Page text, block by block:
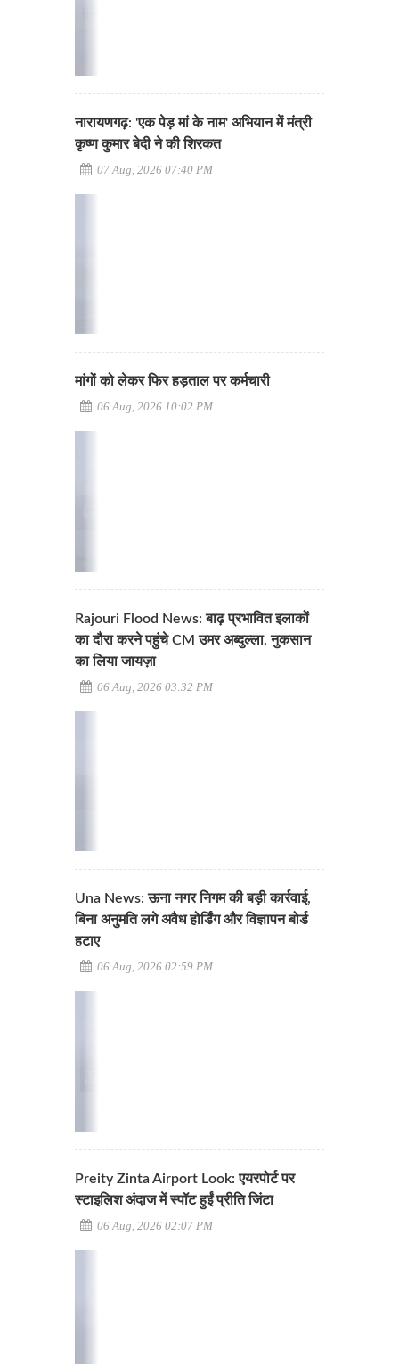
नारायणगढ़: 'एक पेड़ मां के नाम' अभियान में मंत्री
कृष्ण कुमार बेदी ने की शिरकत
07 Aug, 2026 07:40 PM
मांगों को लेकर फिर हड़ताल पर कर्मचारी
06 Aug, 2026 10:02 PM
Rajouri Flood News: बाढ़ प्रभावित इलाकों
का दौरा करने पहुंचे CM उमर अब्दुल्ला, नुकसान
का लिया जायज़ा
06 Aug, 2026 03:32 PM
Una News: ऊना नगर निगम की बड़ी कार्रवाई,
बिना अनुमति लगे अवैध होर्डिंग और विज्ञापन बोर्ड
हटाए
06 Aug, 2026 02:59 PM
Preity Zinta Airport Look: एयरपोर्ट पर
स्टाइलिश अंदाज में स्पॉट हुईं प्रीति जिंटा
06 Aug, 2026 02:07 PM